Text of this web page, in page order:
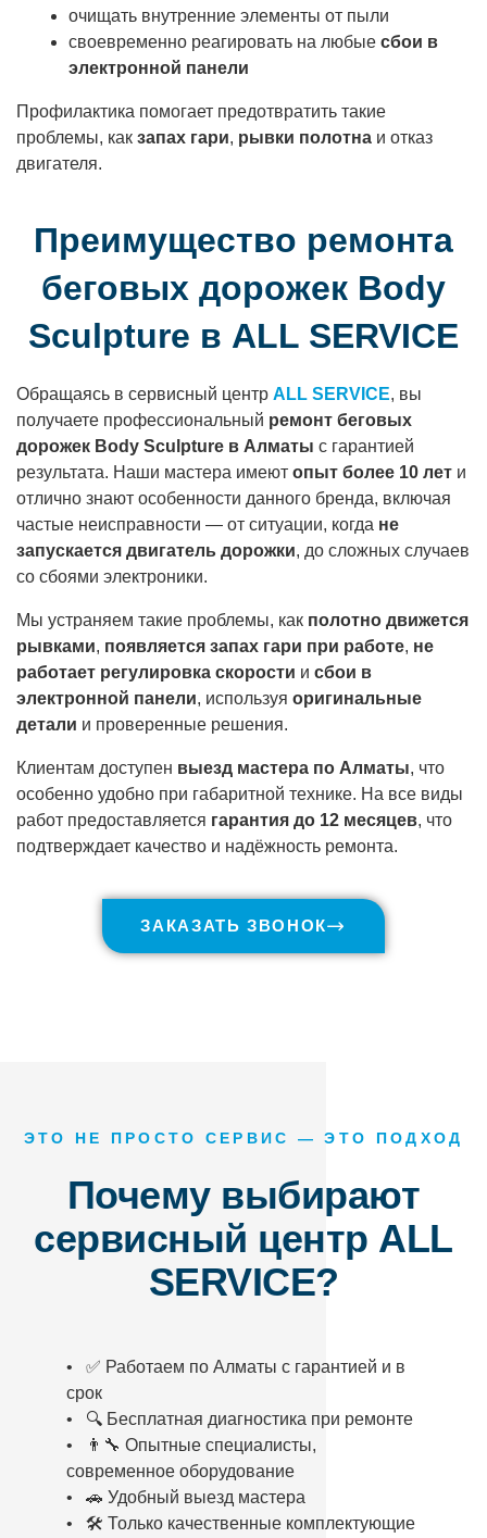
очищать внутренние элементы от пыли
своевременно реагировать на любые сбои в
электронной панели
Профилактика помогает предотвратить такие
проблемы, как запах гари, рывки полотна и отказ
двигателя.
Преимущество ремонта
беговых дорожек Body
Sculpture в ALL SERVICE
Обращаясь в сервисный центр ALL SERVICE, вы
получаете профессиональный ремонт беговых
дорожек Body Sculpture в Алматы с гарантией
результата. Наши мастера имеют опыт более 10 лет и
отлично знают особенности данного бренда, включая
частые неисправности — от ситуации, когда не
запускается двигатель дорожки, до сложных случаев
со сбоями электроники.
Мы устраняем такие проблемы, как полотно движется
рывками, появляется запах гари при работе, не
работает регулировка скорости и сбои в
электронной панели, используя оригинальные
детали и проверенные решения.
Клиентам доступен выезд мастера по Алматы, что
особенно удобно при габаритной технике. На все виды
работ предоставляется гарантия до 12 месяцев, что
подтверждает качество и надёжность ремонта.
ЗАКАЗАТЬ ЗВОНОК
ЭТО НЕ ПРОСТО СЕРВИС — ЭТО ПОДХОД
Почему выбирают
сервисный центр ALL
SERVICE?
• ✅ Работаем по Алматы с гарантией и в
срок
• 🔍 Бесплатная диагностика при ремонте
• 👨‍🔧 Опытные специалисты,
современное оборудование
• 🚗 Удобный выезд мастера
• 🛠️ Только качественные комплектующие